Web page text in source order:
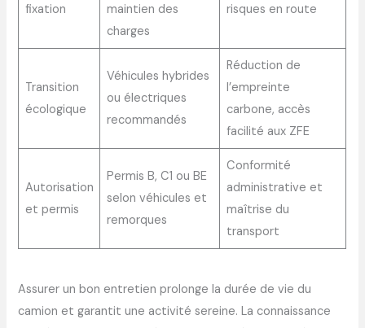
fixation
maintien des
charges
risques en route
Transition
écologique
Véhicules hybrides
ou électriques
recommandés
Réduction de
l’empreinte
carbone, accès
facilité aux ZFE
Autorisation
et permis
Permis B, C1 ou BE
selon véhicules et
remorques
Conformité
administrative et
maîtrise du
transport
Assurer un bon entretien prolonge la durée de vie du
camion et garantit une activité sereine. La connaissance